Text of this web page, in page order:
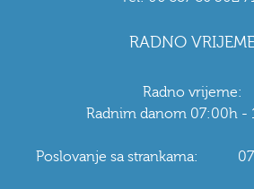
RADNO
Radno vrijeme:
Radnim danom 07:00h -
Poslovanje sa strankama: